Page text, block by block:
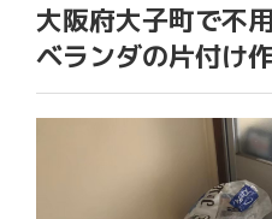
大阪府大子町で不
ベランダの片付け作